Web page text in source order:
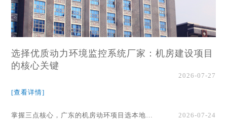
选择优质动力环境监控系统厂家：机房建设项目
的核心关键
2026-07-27
[查看详情]
掌握三点核心，广东的机房动环项目选本地厂家事半功倍！
2026-07-24